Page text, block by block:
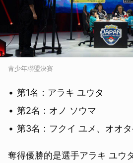
青少年聯盟決賽
第1名：アラキ ユウタ
第2名：オノ ソウマ
第3名：フクイ ユメ、オオ
奪得優勝的是選手アラキ ユウ